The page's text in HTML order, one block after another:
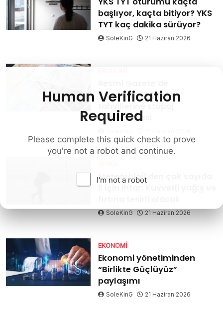
başlıyor, kaçta bitiyor? YKS
TYT kaç dakika sürüyor?
SoleKinG 21 Haziran 2026
yayımlandı: Devlet
düzenlemesi
Meteoroloji’den çok sayıda
SoleKinG 21 Haziran 2026
EKONOMI
Ekonomi yönetiminden
“Birlikte Güçlüyüz”
paylaşımı
SoleKinG 21 Haziran 2026
Human Verification
Required
Please complete this quick check to prove
you're not a robot and continue.
I'm not a robot